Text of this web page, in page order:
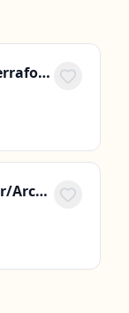
IT Cloud Engineer / Terraform (m/w/d)
Senior Cloud Engineer/Architect (m/w/d)